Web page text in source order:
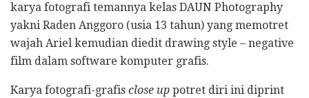
karya fotografi temannya kelas DAUN Photography
yakni Raden Anggoro (usia 13 tahun) yang memotret
wajah Ariel kemudian diedit drawing style – negative
film dalam software komputer grafis.
Karya fotografi-grafis close up potret diri ini diprint